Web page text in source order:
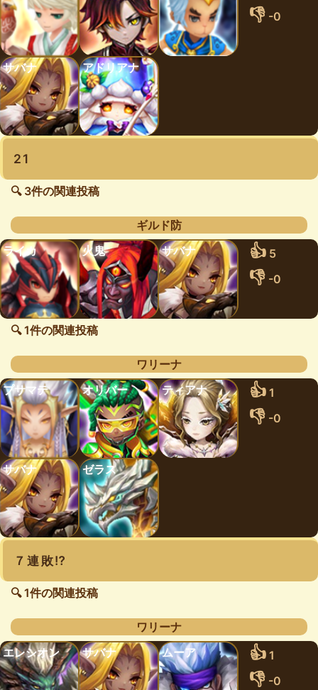
👎 -0
サバナ アドリアナ
21
🔍 3件の関連投稿
ギルド防
ライカ
火鬼 サバナ 👍 5
👎 -0
🔍 1件の関連投稿
ワリーナ
プサマテ
オリバー ティアナ 👍 1
👎 -0
サバナ ゼラス
７連敗⁉️
🔍 1件の関連投稿
ワリーナ
エレシオン
サバナ ムーア 👍 1
👎 -0